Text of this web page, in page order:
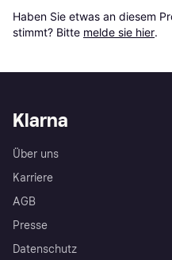
Haben Sie etwas an diesem
stimmt? Bitte melde sie hier.
Klarna
Über uns
Karriere
AGB
Presse
Datenschutz